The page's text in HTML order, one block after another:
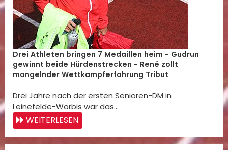
Drei Athleten bringen 7 Medaillen heim - Gudrun
gewinnt beide Hürdenstrecken - René zollt
mangelnder Wettkampferfahrung Tribut
Drei Jahre nach der ersten Senioren-DM in
Leinefelde-Worbis war das…
WEITERLESEN